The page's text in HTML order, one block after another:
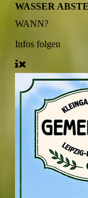
WASSER
WANN?
Infos folgen